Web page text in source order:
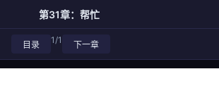
第31章：帮忙
目录 1/1 下一章